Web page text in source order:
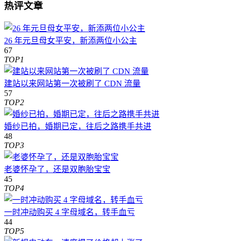
热评文章
26 年元旦母女平安，新添两位小公主
67
TOP1
建站以来网站第一次被刷了 CDN 流量
57
TOP2
婚纱已拍，婚期已定，往后之路携手共进
48
TOP3
老婆怀孕了，还是双胞胎宝宝
45
TOP4
一时冲动购买 4 字母域名，转手血亏
44
TOP5